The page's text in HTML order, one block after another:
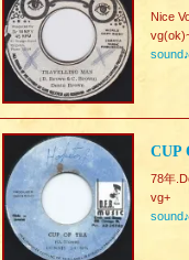
Nice
sound♪
CUP
78年
vg+
sound♪